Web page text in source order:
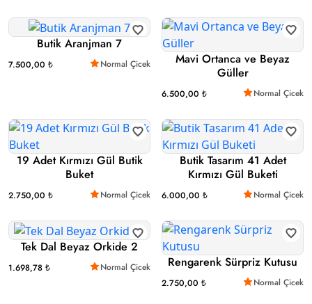
Butik Aranjman 7
7.500,00 ₺ Normal Çicek
Mavi Ortanca ve Beyaz
Güller
6.500,00 ₺ Normal Çicek
19 Adet Kırmızı Gül Butik
Buket
2.750,00 ₺ Normal Çicek
Butik Tasarım 41 Adet
Kırmızı Gül Buketi
6.000,00 ₺ Normal Çicek
Tek Dal Beyaz Orkide 2
1.698,78 ₺ Normal Çicek Rengarenk Sürpriz Kutusu
2.750,00 ₺ Normal Çicek